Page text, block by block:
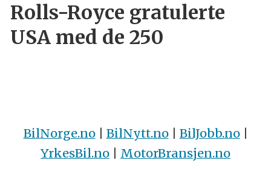
Rolls-Royce gratulerte
USA med de 250
BilNorge.no| BilNytt.no| BilJobb.no|
YrkesBil.no | MotorBransjen.no